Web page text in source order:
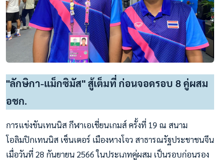
"ลักษิกา-แม็กซิมัส" สู้เต็มที่ ก่อนจอดรอบ 8 คู่ผสม
อชก.
การแข่งขันเทนนิส กีฬาเอเชี่ยนเกมส์ ครั้งที่ 19 ณ สนาม
โอลิมปิกเทนนิส เซ็นเตอร์ เมืองหางโจว สาธารณรัฐประชาชนจีน
เมื่อวันที่ 28 กันยายน 2566 ในประเภทคู่ผสม เป็นรอบก่อนรอง